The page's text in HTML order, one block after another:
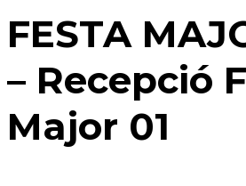
FESTA
– Recepció
Major 01